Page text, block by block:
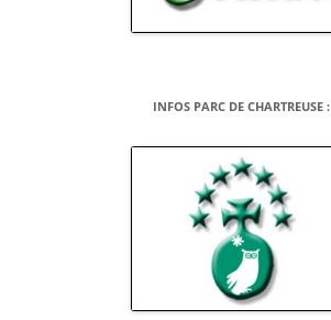
INFOS PARC DE CHARTREUSE :